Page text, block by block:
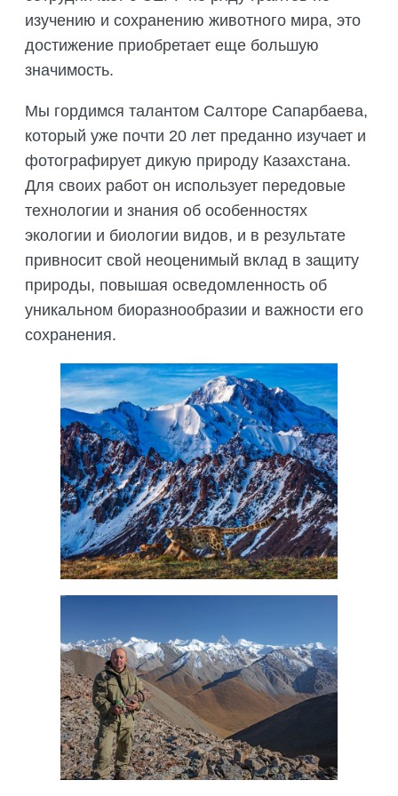
ОБОСНОВАНИЙ
ОРГАНИЗАЦИЯ ТРЕНИНГОВ И
СЕМИНАРОВ, ПОЛЕВЫХ ЭКСКУРСИЙ
ОРГАНИЗАЦИЯ ПОЛЕВЫХ ПРАКТИК,
СТАЖИРОВОК
СОВМЕСТНО С НАУЧНЫМ
ОБЩЕСТВОМ ТЕТИС
СЕЛЕВИНИЯ
изучению и сохранению животного мира, это
достижение приобретает еще большую
значимость.
Мы гордимся талантом Салторе Сапарбаева,
который уже почти 20 лет преданно изучает и
фотографирует дикую природу Казахстана.
Для своих работ он использует передовые
технологии и знания об особенностях
экологии и биологии видов, и в результате
привносит свой неоценимый вклад в защиту
природы, повышая осведомленность об
уникальном биоразнообразии и важности его
сохранения.